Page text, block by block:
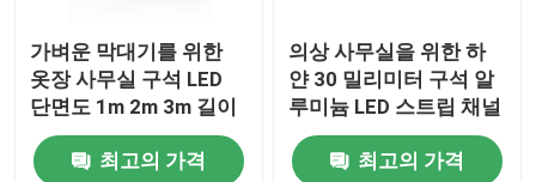
가벼운 막대기를 위한
옷장 사무실 구석 LED
단면도 1m 2m 3m 길이
최고의 가격
의상 사무실을 위한 하
얀 30 밀리미터 구석 알
루미늄 LED 스트립 채널
최고의 가격